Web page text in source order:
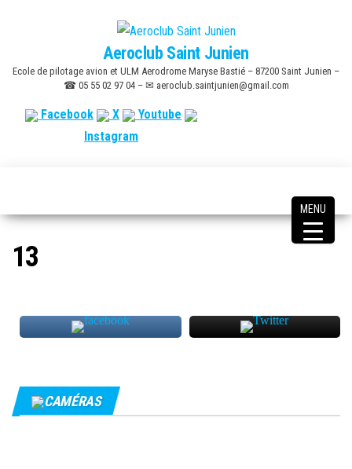
content
Aeroclub Saint Junien
Ecole de pilotage avion et ULM Aerodrome Maryse Bastié – 87200 Saint Junien –
☎ 05 55 02 97 04 – ✉ aeroclub.saintjunien@gmail.com
Facebook X
Youtube
Instagram
13
CAMÉRAS
MENU